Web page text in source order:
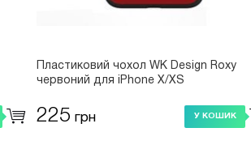
Пластиковий чохол WK Design Roxy
червоний для iPhone X/XS
225 грн У КОШИК